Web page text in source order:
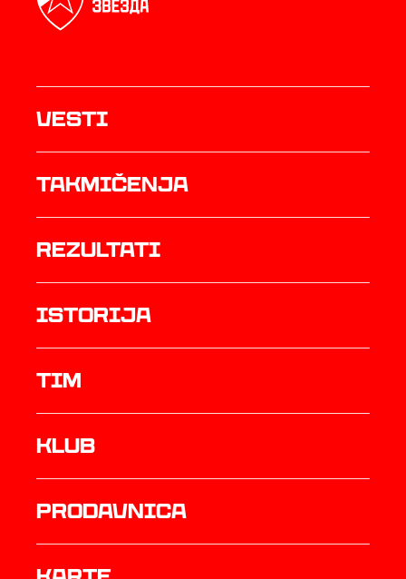
Vesti
Takmičenja
rezultati
istorija
TIM
Klub
prodavnica